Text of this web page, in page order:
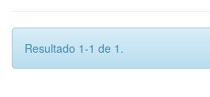
Resultado 1-1 de 1.